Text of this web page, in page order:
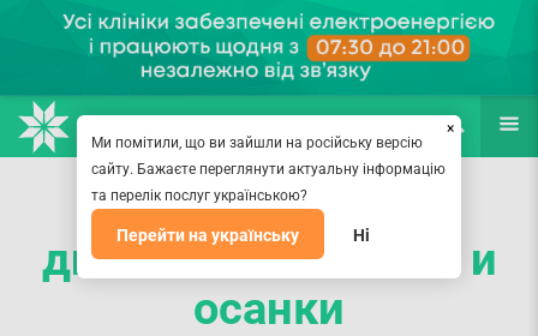
(067) 127-03-03
ПОИСК ЕЩЁ
Компьютерная
диагностика стопы и
осанки
×
Ми помітили, що ви зайшли на російську версію
сайту. Бажаєте переглянути актуальну інформацію
та перелік послуг українською?
Перейти на українську Ні